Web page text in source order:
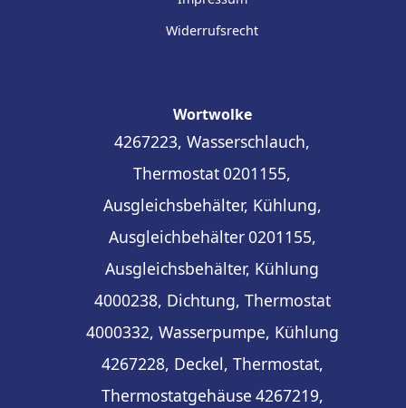
Widerrufsrecht
Wortwolke
4267223, Wasserschlauch,
Thermostat0201155,
Ausgleichsbehälter, Kühlung,
Ausgleichbehälter0201155,
Ausgleichsbehälter, Kühlung
4000238, Dichtung, Thermostat
4000332, Wasserpumpe, Kühlung
4267228, Deckel, Thermostat,
Thermostatgehäuse 4267219,